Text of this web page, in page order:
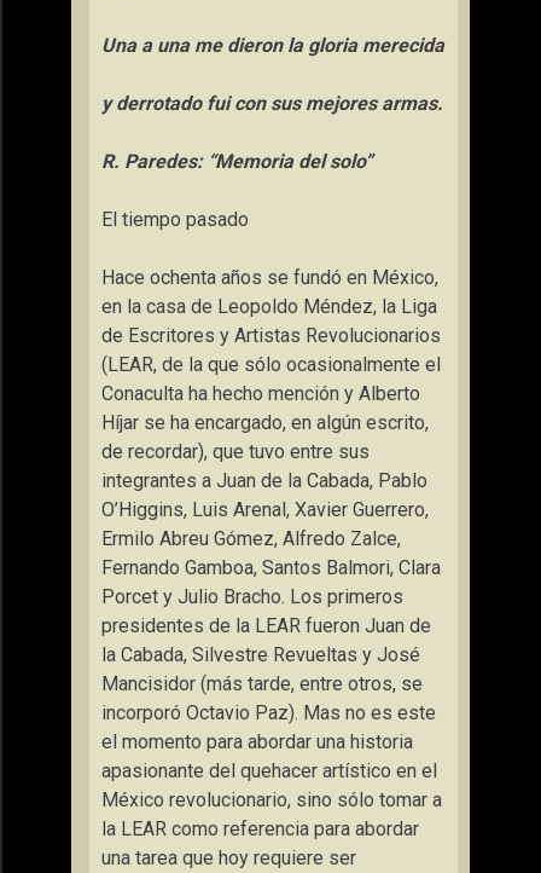
Una a una me dieron la gloria merecida
y derrotado fui con sus mejores armas.
R. Paredes: “Memoria del solo”
El tiempo pasado
Hace ochenta años se fundó en México,
en la casa de Leopoldo Méndez, la Liga
de Escritores y Artistas Revolucionarios
(LEAR, de la que sólo ocasionalmente el
Conaculta ha hecho mención y Alberto
Híjar se ha encargado, en algún escrito,
de recordar), que tuvo entre sus
integrantes a Juan de la Cabada, Pablo
O’Higgins, Luis Arenal, Xavier Guerrero,
Ermilo Abreu Gómez, Alfredo Zalce,
Fernando Gamboa, Santos Balmori, Clara
Porcet y Julio Bracho. Los primeros
presidentes de la LEAR fueron Juan de
la Cabada, Silvestre Revueltas y José
Mancisidor (más tarde, entre otros, se
incorporó Octavio Paz). Mas no es este
el momento para abordar una historia
apasionante del quehacer artístico en el
México revolucionario, sino sólo tomar a
la LEAR como referencia para abordar
una tarea que hoy requiere ser